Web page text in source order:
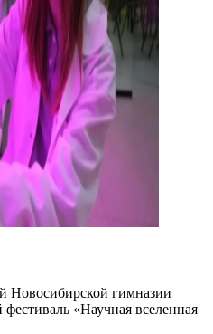
Новосибирской гимназии
«Научная вселенная